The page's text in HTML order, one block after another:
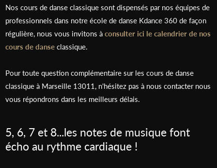
Nos cours de danse classique sont dispensés par nos équipes de
professionnels dans notre école de danse Kdance 360 de façon
régulière, nous vous invitons àconsulter ici le calendrier de nos
cours de danseclassique.
Pour toute question complémentaire sur les cours de danse
classique à Marseille 13011, n'hésitez pas à nous contacter nous
vous répondrons dans les meilleurs délais.
5, 6, 7 et 8...les notes de musique font
écho au rythme cardiaque !